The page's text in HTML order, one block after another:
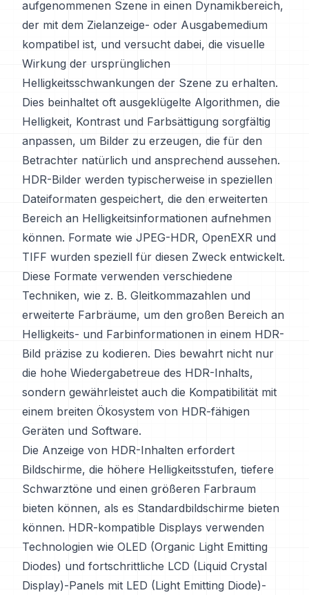
aufgenommenen Szene in einen Dynamikbereich,
der mit dem Zielanzeige- oder Ausgabemedium
kompatibel ist, und versucht dabei, die visuelle
Wirkung der ursprünglichen
Helligkeitsschwankungen der Szene zu erhalten.
Dies beinhaltet oft ausgeklügelte Algorithmen, die
Helligkeit, Kontrast und Farbsättigung sorgfältig
anpassen, um Bilder zu erzeugen, die für den
Betrachter natürlich und ansprechend aussehen.
HDR-Bilder werden typischerweise in speziellen
Dateiformaten gespeichert, die den erweiterten
Bereich an Helligkeitsinformationen aufnehmen
können. Formate wie JPEG-HDR, OpenEXR und
TIFF wurden speziell für diesen Zweck entwickelt.
Diese Formate verwenden verschiedene
Techniken, wie z. B. Gleitkommazahlen und
erweiterte Farbräume, um den großen Bereich an
Helligkeits- und Farbinformationen in einem HDR-
Bild präzise zu kodieren. Dies bewahrt nicht nur
die hohe Wiedergabetreue des HDR-Inhalts,
sondern gewährleistet auch die Kompatibilität mit
einem breiten Ökosystem von HDR-fähigen
Geräten und Software.
Die Anzeige von HDR-Inhalten erfordert
Bildschirme, die höhere Helligkeitsstufen, tiefere
Schwarztöne und einen größeren Farbraum
bieten können, als es Standardbildschirme bieten
können. HDR-kompatible Displays verwenden
Technologien wie OLED (Organic Light Emitting
Diodes) und fortschrittliche LCD (Liquid Crystal
Display)-Panels mit LED (Light Emitting Diode)-